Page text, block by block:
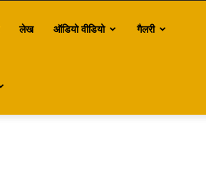
लेख ऑडियो वीडियो गैलरी